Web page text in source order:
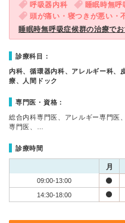
呼吸器内科
睡眠時無呼
頭が痛い・寝つきが悪い・
睡眠時無呼吸症候群の治療で
診療科目：
内科、循環器内科、アレルギー科、
療、人間ドック
専門医・資格：
総合内科専門医、アレルギー専門医
専門医、…
診療時間
月
09:00-13:00
14:30-18:00